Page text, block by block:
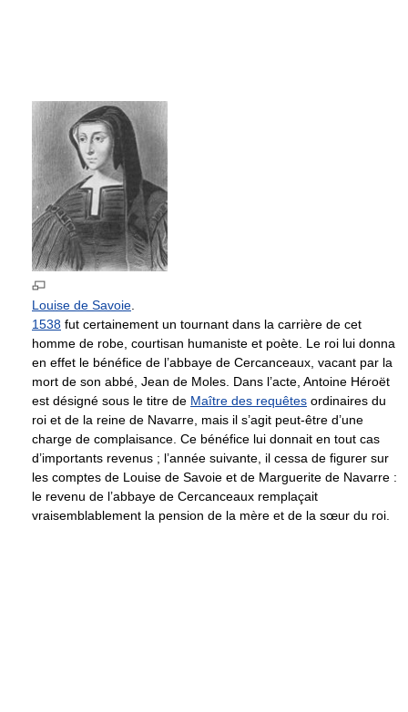
Louise de Savoie
1538 fut certainement un tournant dans la carrière de cet
homme de robe, courtisan humaniste et poète. Le roi lui donna
en effet le bénéfice de l’abbaye de Cercanceaux, vacant par la
mort de son abbé, Jean de Moles. Dans l’acte, Antoine Héroët
est désigné sous le titre de Maître des requêtes ordinaires du
roi et de la reine de Navarre, mais il s’agit peut-être d’une
charge de complaisance. Ce bénéfice lui donnait en tout cas
d’importants revenus ; l’année suivante, il cessa de figurer sur
les comptes de Louise de Savoie et de Marguerite de Navarre :
le revenu de l’abbaye de Cercanceaux remplaçait
vraisemblablement la pension de la mère et de la sœur du roi.